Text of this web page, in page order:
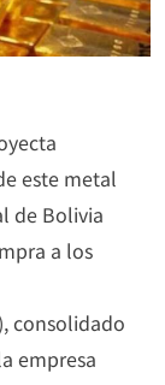
este metal
de Bolivia
a los
consolidado
empresa